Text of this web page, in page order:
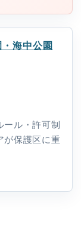
海中公園
ル・許可制
が保護区に重